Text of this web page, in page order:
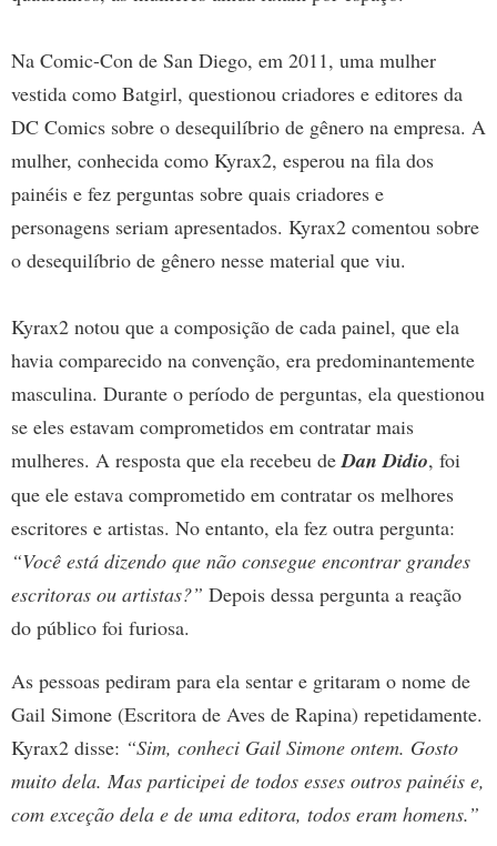
Na Comic-Con de San Diego, em 2011, uma mulher
vestida como Batgirl, questionou criadores e editores da
DC Comics sobre o desequilíbrio de gênero na empresa. A
mulher, conhecida como Kyrax2, esperou na fila dos
painéis e fez perguntas sobre quais criadores e
personagens seriam apresentados. Kyrax2 comentou sobre
o desequilíbrio de gênero nesse material que viu.
Kyrax2 notou que a composição de cada painel, que ela
havia comparecido na convenção, era predominantemente
masculina. Durante o período de perguntas, ela questionou
se eles estavam comprometidos em contratar mais
mulheres. A resposta que ela recebeu deDan Didio, foi
que ele estava comprometido em contratar os melhores
escritores e artistas. No entanto, ela fez outra pergunta:
“Você está dizendo que não consegue encontrar grandes
escritoras ou artistas?” Depois dessa pergunta a reação
do público foi furiosa.
As pessoas pediram para ela sentar e gritaram o nome de
Gail Simone (Escritora de Aves de Rapina) repetidamente.
Kyrax2 disse: “Sim, conheci Gail Simone ontem. Gosto
muito dela. Mas participei de todos esses outros painéis e,
com exceção dela e de uma editora, todos eram homens.”